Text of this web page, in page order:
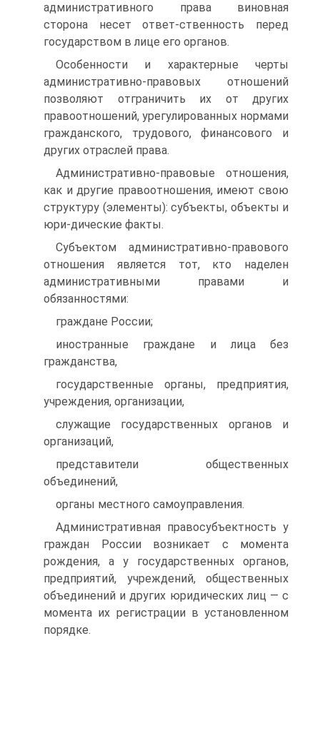
административного права виновная
сторона несет ответ-ственность перед
государством в лице его органов.
Особенности и характерные черты
административно-правовых отношений
позволяют отграничить их от других
правоотношений, урегулированных нормами
гражданского, трудового, финансового и
других отраслей права.
Административно-правовые отношения,
как и другие правоотношения, имеют свою
структуру (элементы): субъекты, объекты и
юри-дические факты.
Субъектом административно-правового
отношения является тот, кто наделен
административными правами и
обязанностями:
граждане России;
иностранные граждане и лица без
гражданства,
государственные органы, предприятия,
учреждения, организации,
служащие государственных органов и
организаций,
представители общественных
объединений,
органы местного самоуправления.
Административная правосубъектность у
граждан России возникает с момента
рождения, а у государственных органов,
предприятий, учреждений, общественных
объединений и других юридических лиц — с
момента их регистрации в установленном
порядке.